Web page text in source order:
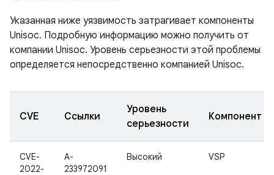
Указанная ниже уязвимость затрагивает компоненты
Unisoc. Подробную информацию можно получить от
компании Unisoc. Уровень серьезности этой проблемы
определяется непосредственно компанией Unisoc.
CVE Ссылки
Уровень
серьезности
Компонент
CVE-
2022-
A-
233972091
Высокий VSP